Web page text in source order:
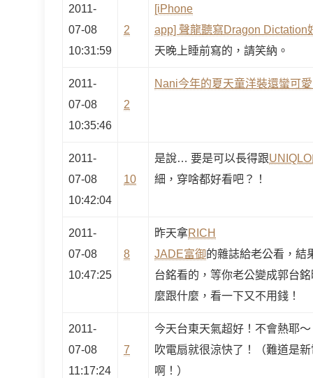
2011-
07-08
10:31:59
2
[iPhone
app] 聲龍聽寫Dragon Dictation
天晚上睡前寫的，請笑納。
2011-
07-08
10:35:46
2
Nani今年的夏天童洋裝還蠻可
2011-
07-08
10:42:04
10
是說… 要是可以長得跟
細，穿啥都好看吧？！
2011-
07-08
10:47:25
8
昨天拿RICH
JADE富御的雜誌給老公看，結
台銘看的，等你老公變成郭台
麼跟什麼，看一下又不用錢！
2011-
07-08
11:17:24
7
今天台東天氣超好！不會熱耶～
吹電扇就很涼快了！（難道是
啊！）